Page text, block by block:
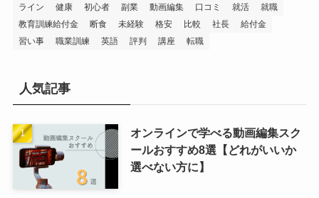
ライン 健康 初心者 副業 動画編集 口コミ 就活
就職
教育訓練給付金
断食 未経験 格安 比較 社長
給付金
習い事
職業訓練 英語 評判 講座 転職
人気記事
オンラインで学べる動画編集スク
ールおすすめ8選【どれがいいか
選べない方に】